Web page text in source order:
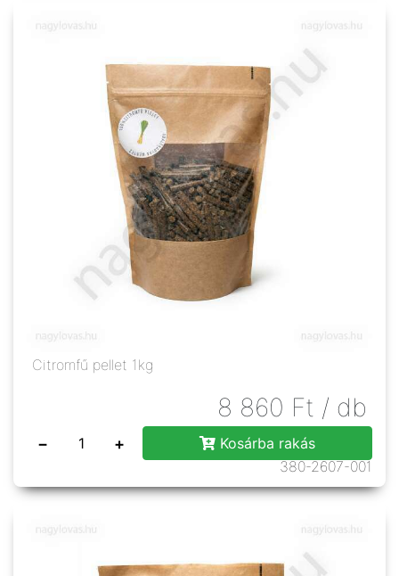
Citromfű pellet 1kg
8 860 Ft / db
− +
Kosárba rakás
380-2607-001